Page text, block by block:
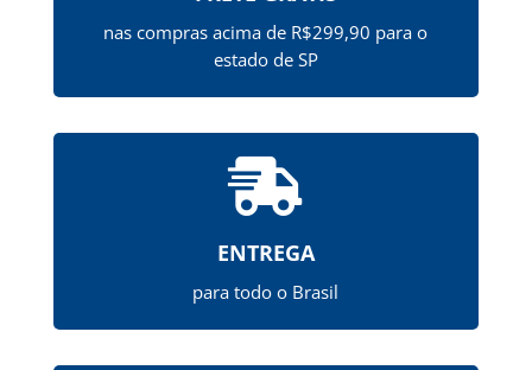
nas compras acima de R$299,90 para o
estado de SP

ENTREGA
para todo o Brasil